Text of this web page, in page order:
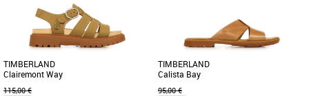
confectionnée en tissu ReBOTL™ éco-
responsable contenant au moins 50 [...]
TIMBERLAND
Clairemont Way
115,00 €
TIMBERLAND
Calista Bay
95,00 €